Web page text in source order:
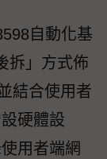
自動化基
拆」方式佈
結合使用者
硬體設
用者端網